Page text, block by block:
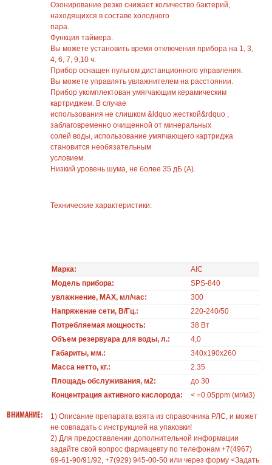
Озонирование резко снижает количество бактерий,
находящихся в составе холодного
пара.
Функция таймера.
Вы можете установить время отключения прибора на 1, 3,
4, 6, 7, 9,10 ч.
Прибор оснащен пультом дистанционного управления.
Вы можете управлять увлажнителем на расстоянии.
Прибор укомплектован умягчающим керамическим
картриджем. В случае
использования не слишком &ldquo жесткой&rdquo ,
заблаговременно очищенной от минеральных
солей воды, использование умягчающего картриджа
становится необязательным
условием.
Низкий уровень шума, не более 35 дБ (А).
Технические характеристики:
Марка:
AIC
Модель прибора:
SPS-840
увлажнение, MAX, мл/час:
300
Напряжение сети, В/Гц.:
220-240/50
Потребляемая мощность:
38 Вт
Объем резервуара для воды, л.:
4,0
Габариты, мм.:
340x190x260
Масса нетто, кг.:
2.35
Площадь обслуживания, м2:
до 30
Концентрация активного кислорода:
< =0.05ppm (мг/м3)
ВНИМАНИЕ:
1) Описание препарата взята из справочника РЛС, и может
не совпадать с инструкцией на упаковки!
2) Для предоставлении дополнительной информации
задайте свой вопрос фармацевту по телефонам +7(4967)
69-61-90/91/92, +7(929) 945-00-50 или через форму <Задать